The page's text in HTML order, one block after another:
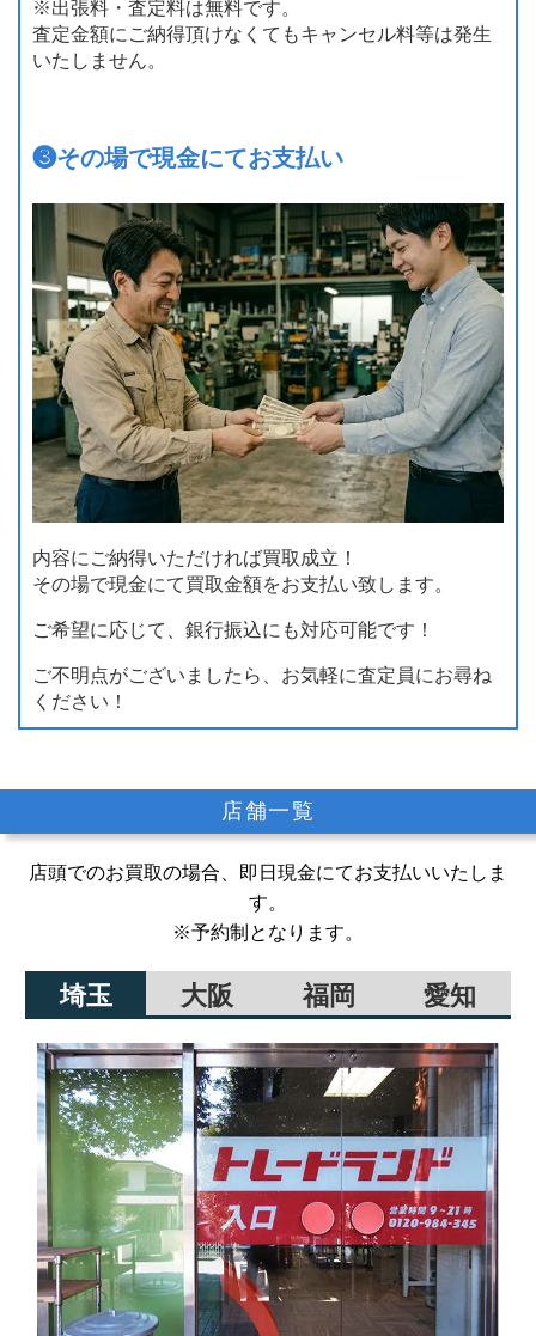
※出張料・査定料は無料です。
査定金額にご納得頂けなくてもキャンセル料等は発生
いたしません。
❸その場で現金にてお支払い
内容にご納得いただければ買取成立！
その場で現金にて買取金額をお支払い致します。
ご希望に応じて、銀行振込にも対応可能です！
ご不明点がございましたら、お気軽に査定員にお尋ね
ください！
店舗一覧
店頭でのお買取の場合、即日現金にてお支払いいたしま
す。
※予約制となります。
埼玉 大阪 福岡 愛知